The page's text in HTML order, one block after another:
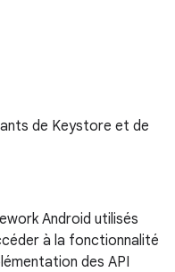
de Keystore et de
Android utilisés
à la fonctionnalité
des API